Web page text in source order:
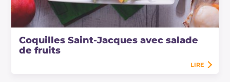
Coquilles Saint-Jacques avec salade
de fruits
LIRE